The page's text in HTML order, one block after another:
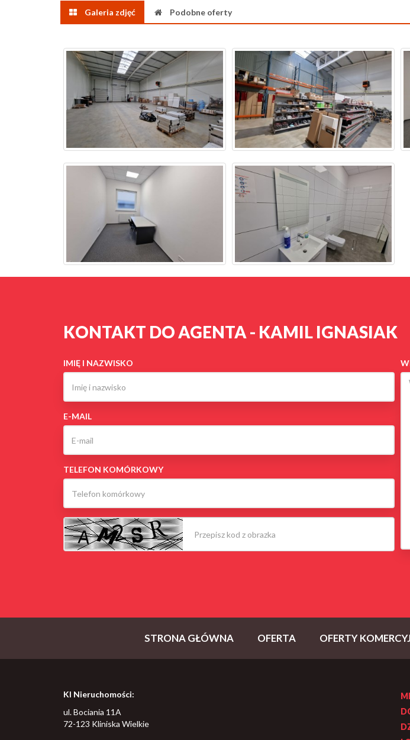
Galeria zdjęć Podobne oferty
KONTAKT DO AGENTA - KAMIL IGNASIAK
IMIĘ I NAZWISKO
E-MAIL
TELEFON KOMÓRKOWY
STRONA GŁÓWNA OFERTA OFERTY
KI Nieruchomości:
ul. Bociania 11A
72-123 Kliniska Wielkie